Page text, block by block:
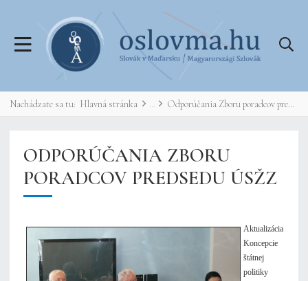
Nachádzate sa tu: Hlavná stránka Odporúčania Zboru poradcov predsedu ÚSŽZ
ODPORÚČANIA ZBORU
PORADCOV PREDSEDU ÚSŽZ
Aktualizácia
Koncepcie
štátnej
politiky